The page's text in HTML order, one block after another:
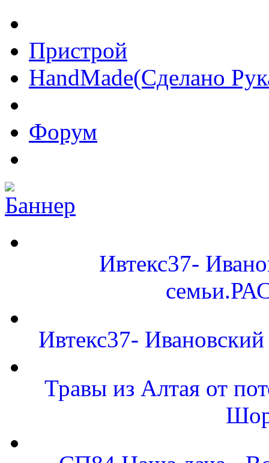
Пристрой
HandMade(Сделано
Форум
Ивтекс37-
Ивтекс37-
Травы из Алтая от